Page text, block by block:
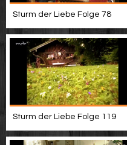
Sturm der Liebe Folge 78
Sturm der Liebe Folge 119